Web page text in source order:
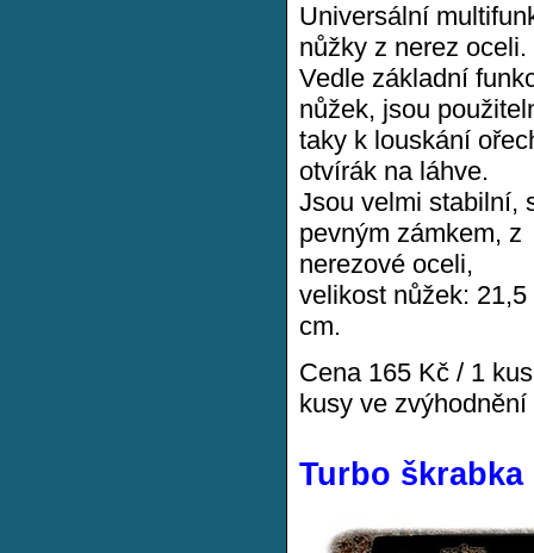
Universální
nůžky z nerez oceli.
Vedle základní
nůžek, jsou
taky k louskání
otvírák na láhve.
Jsou velmi stabilní,
pevným zámkem, z
nerezové oceli,
velikost nůžek: 21,5
cm.
Cena 165 Kč / 1
kusy ve
Turbo